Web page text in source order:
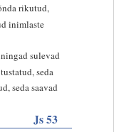
rikutud,
inimlaste
sulevad
seda
seda saavad
Js 53